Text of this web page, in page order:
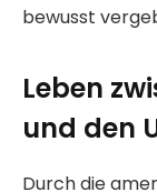
bewusst
Leben
und den
Durch die